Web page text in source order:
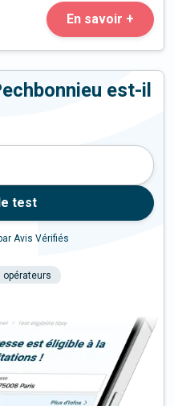
En savoir +
est-il
test
Avis Vérifiés
opérateurs